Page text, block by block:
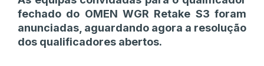
fechado do OMEN WGR Retake S3 foram
anunciadas, aguardando agora a resolução
dos qualificadores abertos.